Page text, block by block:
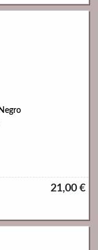
21,00 €